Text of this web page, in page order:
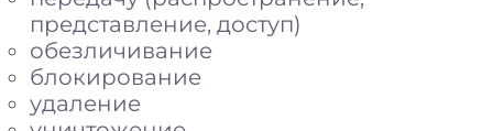
представление, доступ)
обезличивание
блокирование
удаление